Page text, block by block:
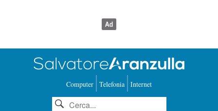
Computer Telefonia Internet